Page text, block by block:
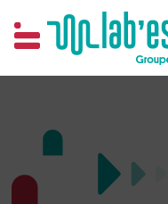
Samim